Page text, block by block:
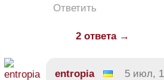
Ответить
2 ответа →
entropia 5 июл,